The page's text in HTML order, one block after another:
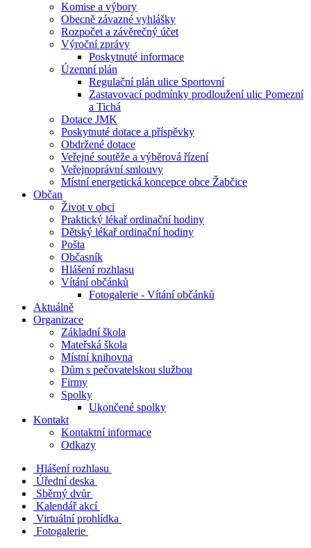
Komise a výbory
Obecně závazné vyhlášky
Rozpočet a závěrečný účet
Výroční zprávy
Poskytnuté informace
Územní plán
Regulační plán ulice Sportovní
Zastavovací podmínky prodloužení ulic Pomezní
a Tichá
Dotace JMK
Poskytnuté dotace a příspěvky
Obdržené dotace
Veřejné soutěže a výběrová řízení
Veřejnoprávní smlouvy
Místní energetická koncepce obce Žabčice
Občan
Život v obci
Praktický lékař ordinační hodiny
Dětský lékař ordinační hodiny
Pošta
Občasník
Hlášení rozhlasu
Vítání občánků
Fotogalerie - Vítání občánků
Aktuálně
Organizace
Základní škola
Mateřská škola
Místní knihovna
Dům s pečovatelskou službou
Firmy
Spolky
Ukončené spolky
Kontakt
Kontaktní informace
Odkazy
Hlášení rozhlasu
Úřední deska
Sběrný dvůr
Kalendář akcí
Virtuální prohlídka
Fotogalerie